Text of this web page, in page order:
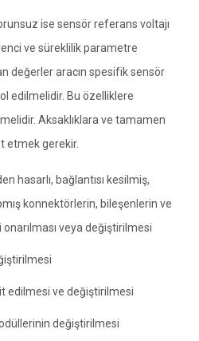
ise sensör referans voltajı
ve süreklilik parametre
değerler aracın spesifik sensör
edilmelidir. Bu özelliklere
Aksaklıklara ve tamamen
etmek gerekir.
hasarlı, bağlantısı kesilmiş,
konnektörlerin, bileşenlerin ve
veya değiştirilmesi
edilmesi ve değiştirilmesi
değiştirilmesi